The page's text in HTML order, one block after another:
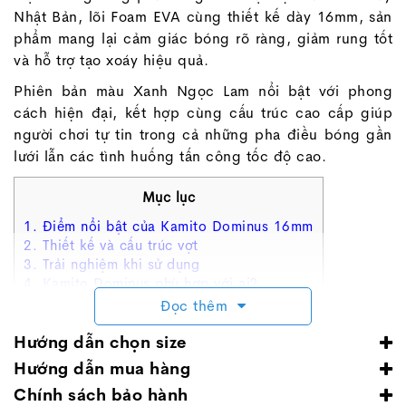
Nhật Bản, lõi Foam EVA cùng thiết kế dày 16mm, sản
phẩm mang lại cảm giác bóng rõ ràng, giảm rung tốt
và hỗ trợ tạo xoáy hiệu quả.
Phiên bản màu Xanh Ngọc Lam nổi bật với phong
cách hiện đại, kết hợp cùng cấu trúc cao cấp giúp
người chơi tự tin trong cả những pha điều bóng gần
lưới lẫn các tình huống tấn công tốc độ cao.
Mục lục
1. Điểm nổi bật của Kamito Dominus 16mm
2. Thiết kế và cấu trúc vợt
3. Trải nghiệm khi sử dụng
4. Kamito Dominus phù hợp với ai?
6. Câu hỏi thường gặp
7. Kết luận
Hệ thống cửa hàng Thế Giới Bóng Đá
Đọc thêm
Hướng dẫn chọn size
Hướng dẫn mua hàng
Chính sách bảo hành